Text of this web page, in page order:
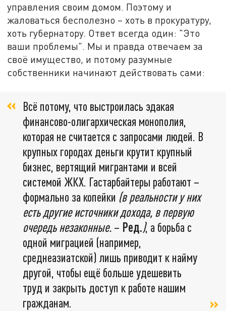
управления своим домом. Поэтому и
жаловаться бесполезно – хоть в прокуратуру,
хоть губернатору. Ответ всегда один: "Это
ваши проблемы". Мы и правда отвечаем за
своё имущество, и потому разумные
собственники начинают действовать сами:
Всё потому, что выстроилась эдакая
финансово-олигархическая монополия,
которая не считается с запросами людей. В
крупных городах деньги крутит крупный
бизнес, вертящий мигрантами и всей
системой ЖКХ. Гастарбайтеры работают –
формально за копейки (в реальности у них
есть другие источники дохода, в первую
очередь незаконные. – Ред.), а борьба с
одной миграцией (например,
среднеазиатской) лишь приводит к найму
другой, чтобы ещё больше удешевить
труд и закрыть доступ к работе нашим
гражданам.